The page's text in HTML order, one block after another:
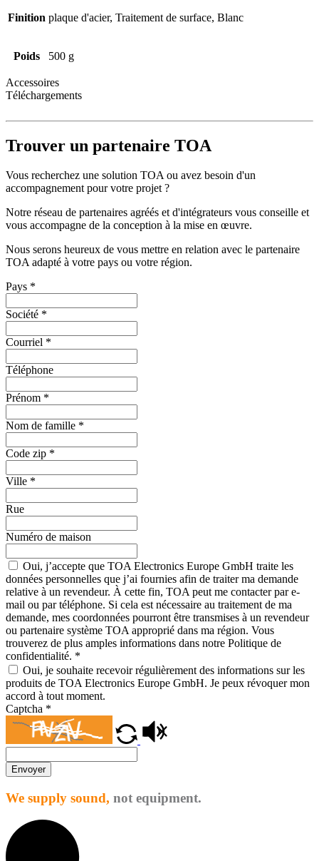
Finition plaque d'acier, Traitement de surface, Blanc
Poids 500 g
Accessoires
Téléchargements
Trouver un partenaire TOA
Vous recherchez une solution TOA ou avez besoin d'un
accompagnement pour votre projet ?
Notre réseau de partenaires agréés et d'intégrateurs vous conseille et
vous accompagne de la conception à la mise en œuvre.
Nous serons heureux de vous mettre en relation avec le partenaire
TOA adapté à votre pays ou votre région.
Pays *
Société *
Courriel *
Téléphone
Prénom *
Nom de famille *
Code zip *
Ville *
Rue
Numéro de maison
Oui, j’accepte que TOA Electronics Europe GmbH traite les
données personnelles que j’ai fournies afin de traiter ma demande
relative à un revendeur. À cette fin, TOA peut me contacter par e-
mail ou par téléphone. Si cela est nécessaire au traitement de ma
demande, mes coordonnées pourront être transmises à un revendeur
ou partenaire système TOA approprié dans ma région. Vous
trouverez de plus amples informations dans notre Politique de
confidentialité. *
Oui, je souhaite recevoir régulièrement des informations sur les
produits de TOA Electronics Europe GmbH. Je peux révoquer mon
accord à tout moment.
Captcha *
Envoyer
We supply sound, not equipment.